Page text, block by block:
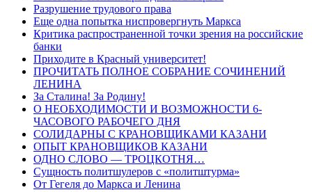
Разрушение трудового права
Еще одна попытка ниспровергнуть Маркса
Критика распространенной точки зрения на российские
банки
Приходите в Красный университет!
ПРОЧИТАТЬ ПОЛНОЕ СОБРАНИЕ СОЧИНЕНИЙ
ЛЕНИНА
За Сталина! За Родину!
О НЕОБХОДИМОСТИ И ВОЗМОЖНОСТИ 6-
ЧАСОВОГО РАБОЧЕГО ДНЯ
СОЛИДАРНЫ С КРАНОВЩИКАМИ КАЗАНИ
ОПЫТ КРАНОВЩИКОВ КАЗАНИ
ОДНО СЛОВО — ТРОЦКОТНЯ…
Сущность политшулеров с «политштурма»
От Гегеля до Маркса и Ленина